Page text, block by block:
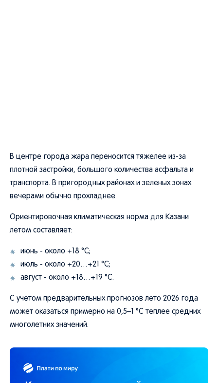
В центре города жара переносится тяжелее из-за
плотной застройки, большого количества асфальта и
транспорта. В пригородных районах и зеленых зонах
вечерами обычно прохладнее.
Ориентировочная климатическая норма для Казани
летом составляет:
июнь - около +18 °C;
июль - около +20…+21 °C;
август - около +18…+19 °C.
С учетом предварительных прогнозов лето 2026 года
может оказаться примерно на 0,5–1 °C теплее средних
многолетних значений.